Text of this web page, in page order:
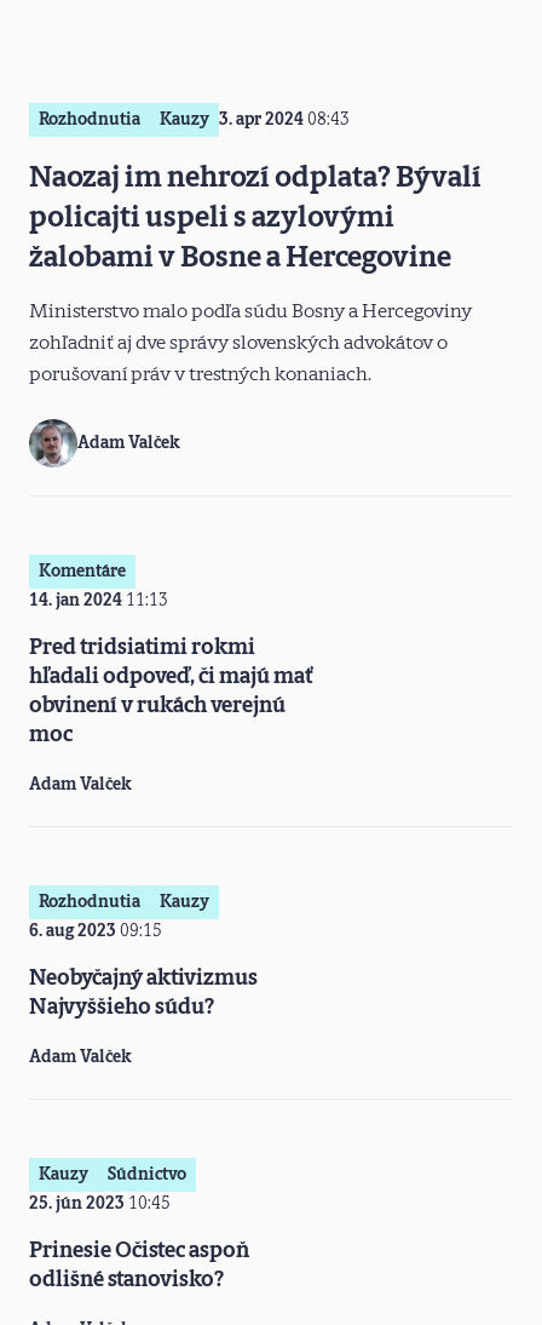
Rozhodnutia Kauzy 3. apr 202408:43
Naozaj im nehrozí odplata? Bývalí
policajti uspeli s azylovými
žalobami v Bosne a Hercegovine
Ministerstvo malo podľa súdu Bosny a Hercegoviny
zohľadniť aj dve správy slovenských advokátov o
porušovaní práv v trestných konaniach.
Adam Valček
Komentáre
14. jan 2024 11:13
Pred tridsiatimi rokmi
hľadali odpoveď, či majú mať
obvinení v rukách verejnú
moc
Adam Valček
Rozhodnutia
Kauzy
6. aug 2023 09:15
Neobyčajný aktivizmus
Najvyššieho súdu?
Adam Valček
Kauzy
Súdnictvo
25. jún 2023 10:45
Prinesie Očistec aspoň
odlišné stanovisko?